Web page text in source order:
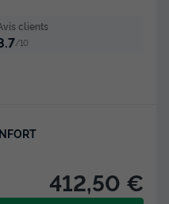
clients
/10
412,50 €